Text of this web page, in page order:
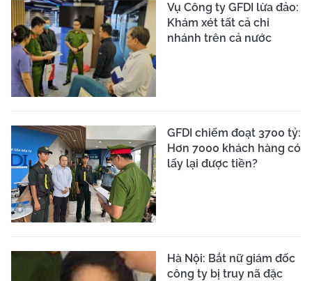
Vụ Công ty GFDI lừa đảo:
Khám xét tất cả chi
nhánh trên cả nước
GFDI chiếm đoạt 3700 tỷ:
Hơn 7000 khách hàng có
lấy lại được tiền?
Hà Nội: Bắt nữ giám đốc
công ty bị truy nã đặc